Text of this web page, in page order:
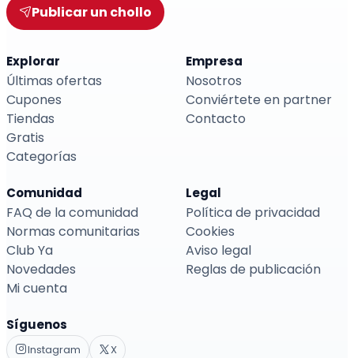
Publicar un chollo
Explorar
Últimas ofertas
Cupones
Tiendas
Gratis
Categorías
Empresa
Nosotros
Conviértete en partner
Contacto
Comunidad
FAQ de la comunidad
Normas comunitarias
Club Ya
Novedades
Mi cuenta
Legal
Política de privacidad
Cookies
Aviso legal
Reglas de publicación
Síguenos
Instagram
X